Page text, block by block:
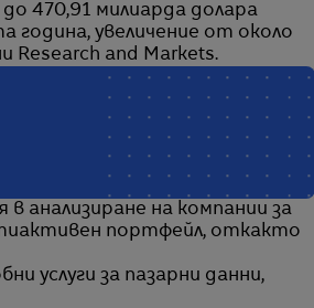
470,91 милиарда долара
година, увеличение от около
Research and Markets.
анализиране на компании за
портфейл, откакто
услуги за пазарни данни,